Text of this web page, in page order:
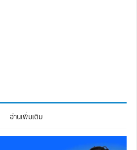
อ่านเพิ่มเติม